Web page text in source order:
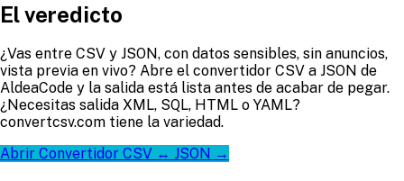
El veredicto
¿Vas entre CSV y JSON, con datos sensibles, sin anuncios,
vista previa en vivo? Abre el convertidor CSV a JSON de
AldeaCode y la salida está lista antes de acabar de pegar.
¿Necesitas salida XML, SQL, HTML o YAML?
convertcsv.com tiene la variedad.
Abrir Convertidor CSV ↔ JSON →